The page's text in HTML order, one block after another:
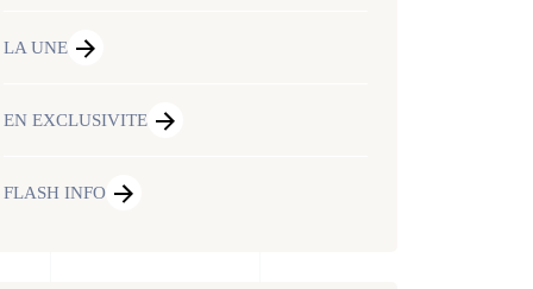
LA UNE
EN EXCLUSIVITE
FLASH INFO